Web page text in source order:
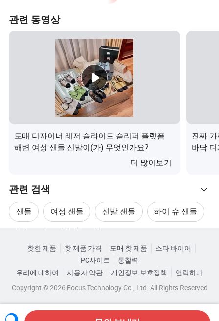
일반 수출 포장. YS002 여성용 하이힐 신발 여성용 팬시 신
발 여성용 펌프 슈즈
배송 세부 정보: 35-45일
우리는 전 세계 훌륭한 특약점, 에이전시 및 대리점을 찾고
있습니다. 더 많은 패기 있는 딜러, 에이전시, 유통업자들이
전 세계 모든 코너에서 저희 그룹에 합류하게 된 것을 환영
합니다. 함께 협력하고 번영을 창출합시다.
우리의 서비스
3.우리의 브랜드: OEM
도어 투 도어 배송 서비스
국제 사이즈 차트
자세한 내용
포장
1.고객의 요구에 따라 모든 신발은 신발 상자와 함께 포장
하거나 신발 박스가 없이 포장할 수 있습니다. 하지만 신발
관련 동영상
도매 디자이너 레저 슬라이드 슬리퍼 플랫폼
해변 여성 샌들 신발이(가) 무엇인가요?
더 많이보기
진짜
바닥
관련 검색
샌들 여성 샌들 신발 샌들 하이 슈 샌들
핫한 제품 핫 제품 가격 도매 핫 제품
스타 바이어
PC사이트
통찰력
우리에 대하여
사용자 약관 개인정보 보호정책
연락하다
Copyright © 2026 Focus Technology Co., Ltd. All Rights Reserved